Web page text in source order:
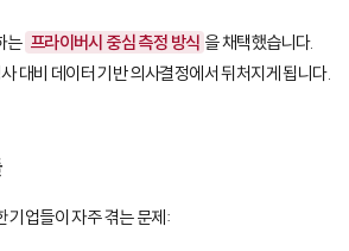
는 프라이버시 중심 측정 방식 을 채택했습니다.
대비 데이터 기반 의사결정에서 뒤처지게 됩니다.
기업들이 자주 겪는 문제: